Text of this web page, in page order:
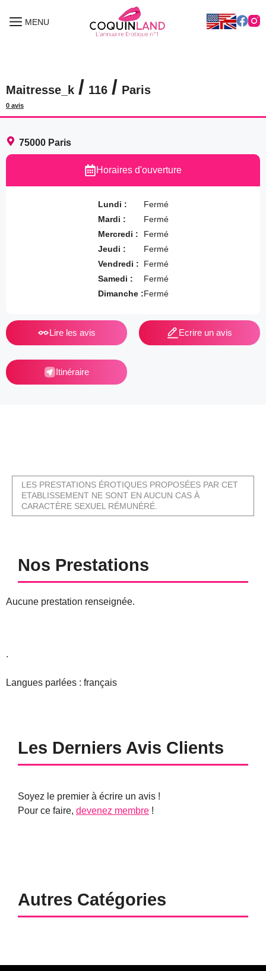
MENU
MENU
Maitresse_k / 116 / Paris
0 avis
75000 Paris
Horaires d'ouverture
Lundi :
Mardi :
Mercredi :
Jeudi :
Vendredi :
Samedi :
Dimanche :
Fermé
Fermé
Fermé
Fermé
Fermé
Fermé
Fermé
Lire les avis Ecrire un avis
Itinéraire
LES PRESTATIONS ÉROTIQUES PROPOSÉES PAR CET
ETABLISSEMENT NE SONT EN AUCUN CAS À
CARACTÈRE SEXUEL RÉMUNÉRÉ.
Nos Prestations
Aucune prestation renseignée.
.
Langues parlées : français
Les Derniers Avis Clients
Soyez le premier à écrire un avis !
Pour ce faire, devenez membre !
Autres Catégories